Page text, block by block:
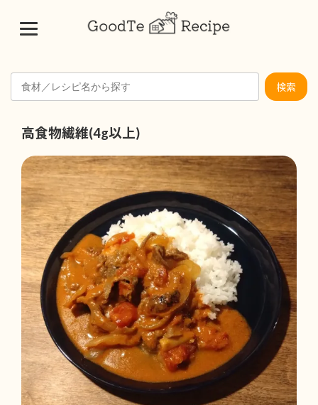
検索
高食物繊維(4g以上)